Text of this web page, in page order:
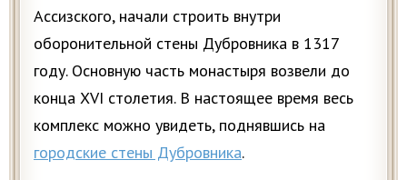
Ассизского, начали строить внутри
оборонительной стены Дубровника в 1317
году. Основную часть монастыря возвели до
конца XVI столетия. В настоящее время весь
комплекс можно увидеть, поднявшись на
городские стены Дубровника.